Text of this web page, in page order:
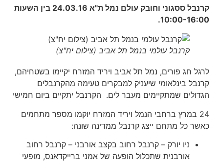
קרנבל ססגוני וחובק עולם נמל ת"א 24.03.16 בין השעות
10:00-16:00.
קרנבל עולמי בנמל תל אביב (צילום יח"צ)
לרגל חג פורים, נמל תל אביב ויריד המזרח יקיימו בשטחיהם,
קרנבל בינלאומי שיעניק למבקרים טעימה מהקרנבלים
הגדולים שמתקיימים מעבר לים. הקרנבל יתקיים ביום חמישי
24 במרץ ברחבי הנמל ויריד המזרח יוקמו מספר מתחמים
כאשר כל מתחם ייצג קרנבל ממדינה שונה:
ניו יורק – קרנבל רחוב בקצב אורבני – קרנבל רחוב
אורבנית שתכלול הופעה של אמני ברייקדאנס, מופעי